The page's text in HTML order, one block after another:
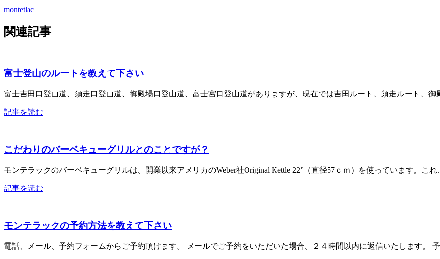
montetlac
関連記事
富士登山のルートを教えて下さい
富士吉田口登山道、須走口登山道、御殿場口登山道、富士宮口登山道がありますが、現在では吉田ルート、須走ルート、御
記事を読む
こだわりのバーベキューグリルとのことですが？
モンテラックのバーベキューグリルは、開業以来アメリカのWeber社Original Kettle 22”（直径57ｃｍ）を使っています。これ
記事を読む
モンテラックの予約方法を教えて下さい
電話、メール、予約フォームからご予約頂けます。 メールでご予約をいただいた場合、２４時間以内に返信いたします。